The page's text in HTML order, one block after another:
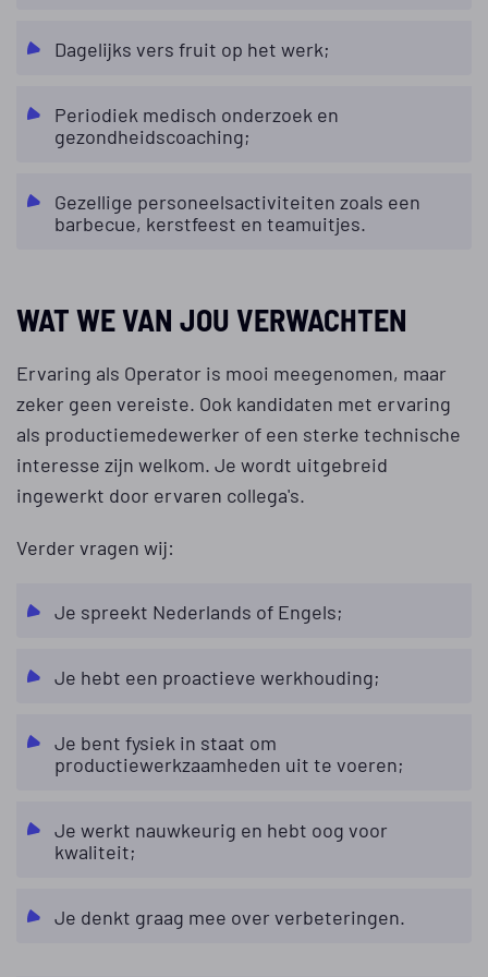
Dagelijks vers fruit op het werk;
Periodiek medisch onderzoek en
gezondheidscoaching;
Gezellige personeelsactiviteiten zoals een
barbecue, kerstfeest en teamuitjes.
WAT WE VAN JOU VERWACHTEN
Ervaring als Operator is mooi meegenomen, maar
zeker geen vereiste. Ook kandidaten met ervaring
als productiemedewerker of een sterke technische
interesse zijn welkom. Je wordt uitgebreid
ingewerkt door ervaren collega's.
Verder vragen wij:
Je spreekt Nederlands of Engels;
Je hebt een proactieve werkhouding;
Je bent fysiek in staat om
productiewerkzaamheden uit te voeren;
Je werkt nauwkeurig en hebt oog voor
kwaliteit;
Je denkt graag mee over verbeteringen.